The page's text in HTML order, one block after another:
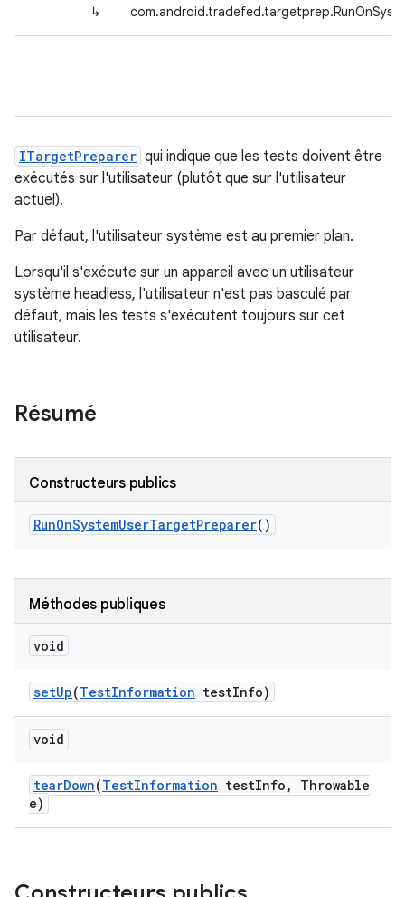
↳
ITargetPreparer qui indique que les tests doivent être
exécutés sur l'utilisateur (plutôt que sur l'utilisateur
actuel).
Par défaut, l'utilisateur système est au premier plan.
Lorsqu'il s'exécute sur un appareil avec un utilisateur
système headless, l'utilisateur n'est pas basculé par
défaut, mais les tests s'exécutent toujours sur cet
utilisateur.
Résumé
Constructeurs publics
RunOnSystemUserTargetPreparer()
Méthodes publiques
void
setUp(TestInformation testInfo)
void
tearDown(TestInformation testInfo ,
Throwable
e)